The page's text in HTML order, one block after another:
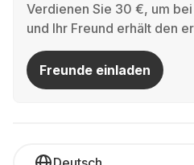
Verdienen Sie 30 €, um
und Ihr Freund erhält den
Freunde einladen